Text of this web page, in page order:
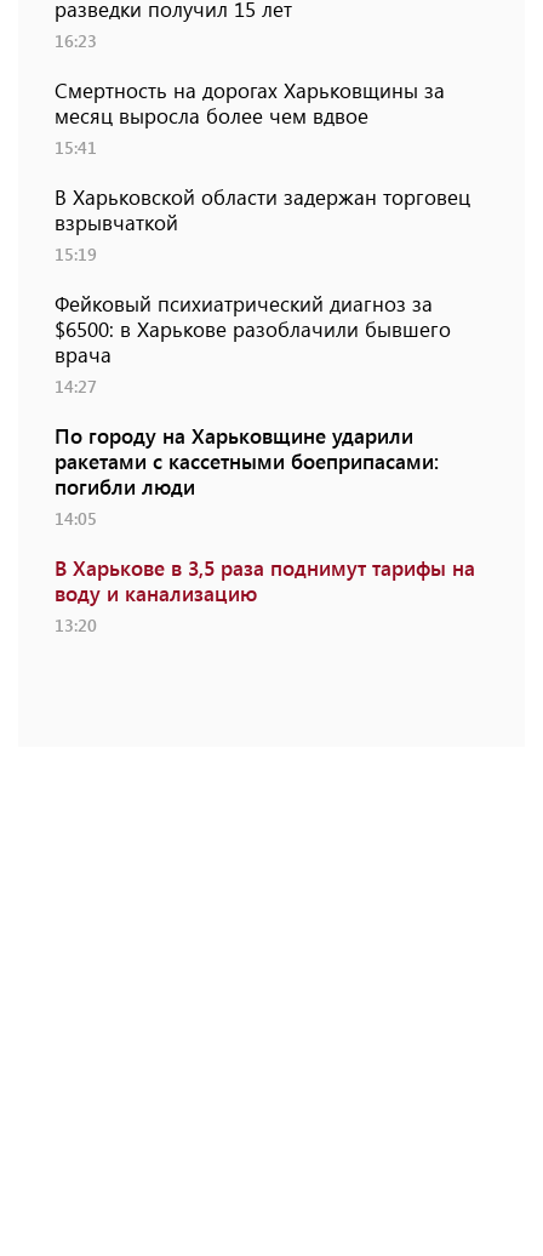
разведки получил 15 лет
16:23
Смертность на дорогах Харьковщины за
месяц выросла более чем вдвое
15:41
В Харьковской области задержан торговец
взрывчаткой
15:19
Фейковый психиатрический диагноз за
$6500: в Харькове разоблачили бывшего
врача
14:27
По городу на Харьковщине ударили
ракетами с кассетными боеприпасами:
погибли люди
14:05
В Харькове в 3,5 раза поднимут тарифы на
воду и канализацию
13:20